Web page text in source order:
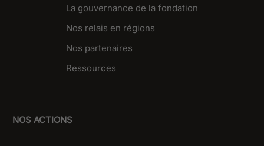
La gouvernance de la fondation
Nos relais en régions
Nos partenaires
Ressources
NOS ACTIONS